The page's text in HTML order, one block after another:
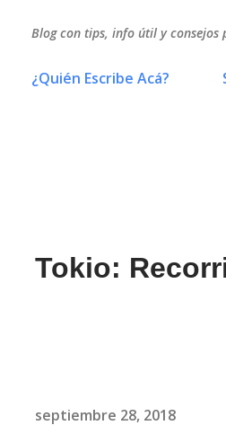
Blog con tips, info útil y
¿Quién Escribe Acá?
Tokio:
septiembre 28, 2018